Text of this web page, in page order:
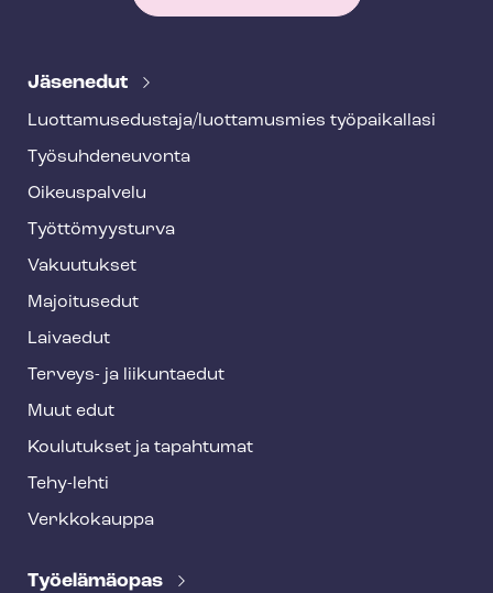
e
f
o
o
t
e
Jäsenedut
Luot­ta­muse­dus­ta­ja/luottamusmies työpaikallasi
Työ­suh­de­neu­von­ta
Oikeuspalvelu
Työt­tö­myys­tur­va
Vakuutukset
Majoitusedut
Laivaedut
Terveys- ja liikuntaedut
Muut edut
Koulutukset ja tapahtumat
Tehy-lehti
Verkkokauppa
Työelämäopas